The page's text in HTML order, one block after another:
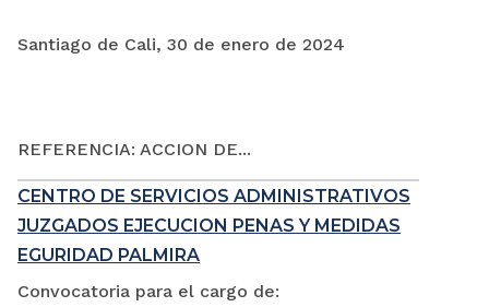
Santiago de Cali, 30 de enero de 2024
REFERENCIA: ACCION DE...
CENTRO DE SERVICIOS ADMINISTRATIVOS
JUZGADOS EJECUCION PENAS Y MEDIDAS
EGURIDAD PALMIRA
Convocatoria para el cargo de: